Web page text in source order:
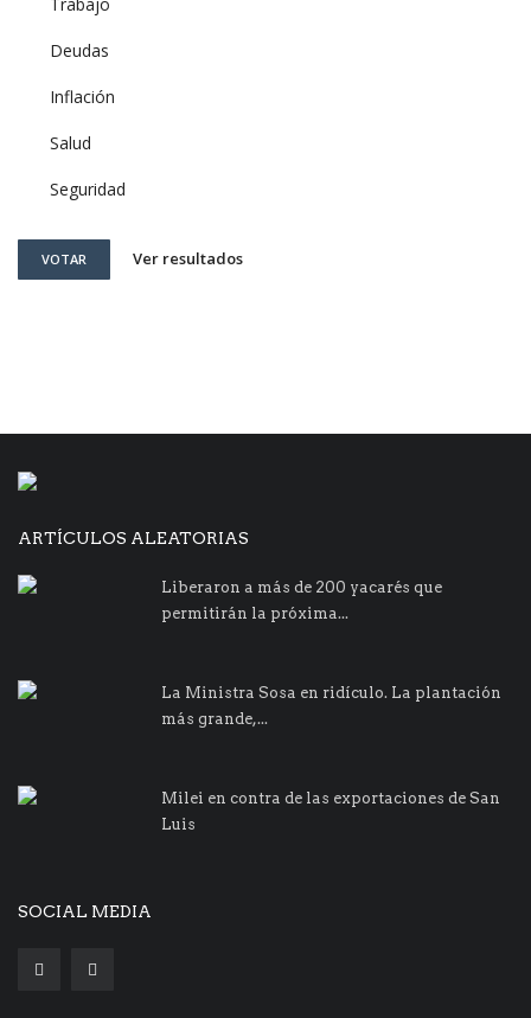
Trabajo
Deudas
Inflación
Salud
Seguridad
VOTAR Ver resultados
ARTÍCULOS ALEATORIAS
Liberaron a más de 200 yacarés que
permitirán la próxima...
La Ministra Sosa en ridículo. La plantación
más grande,...
Milei en contra de las exportaciones de San
Luis
SOCIAL MEDIA